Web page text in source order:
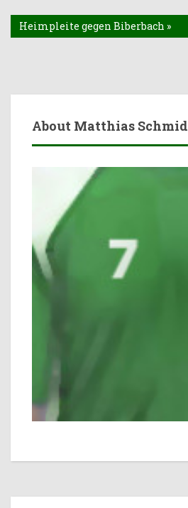
Heimpleite gegen Biberbach »
About Matthias Schmid